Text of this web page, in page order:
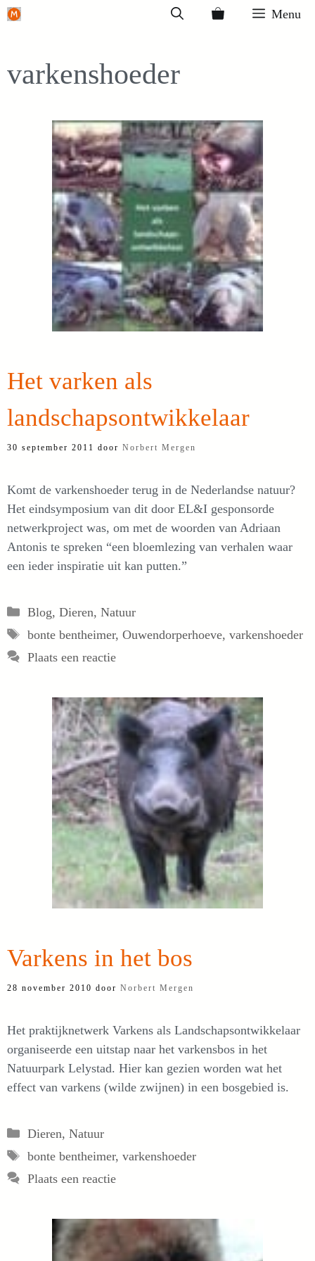
Ga
Menu
varkenshoeder
Het varken als
landschapsontwikkelaar
30 september 2011 door Norbert Mergen
Komt de varkenshoeder terug in de Nederlandse natuur?
Het eindsymposium van dit door EL&I gesponsorde
netwerkproject was, om met de woorden van Adriaan
Antonis te spreken “een bloemlezing van verhalen waar
een ieder inspiratie uit kan putten.”
Categorieën
Blog, Dieren, Natuur
Tags
bonte bentheimer, Ouwendorperhoeve, varkenshoeder
Plaats een reactie
Varkens in het bos
28 november 2010 door Norbert Mergen
Het praktijknetwerk Varkens als Landschapsontwikkelaar
organiseerde een uitstap naar het varkensbos in het
Natuurpark Lelystad. Hier kan gezien worden wat het
effect van varkens (wilde zwijnen) in een bosgebied is.
Categorieën
Dieren, Natuur
Tags
bonte bentheimer, varkenshoeder
Plaats een reactie